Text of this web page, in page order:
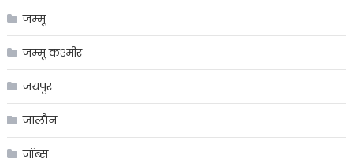
जम्मू
जम्मू कश्मीर
जयपुर
जालौन
जॉब्स